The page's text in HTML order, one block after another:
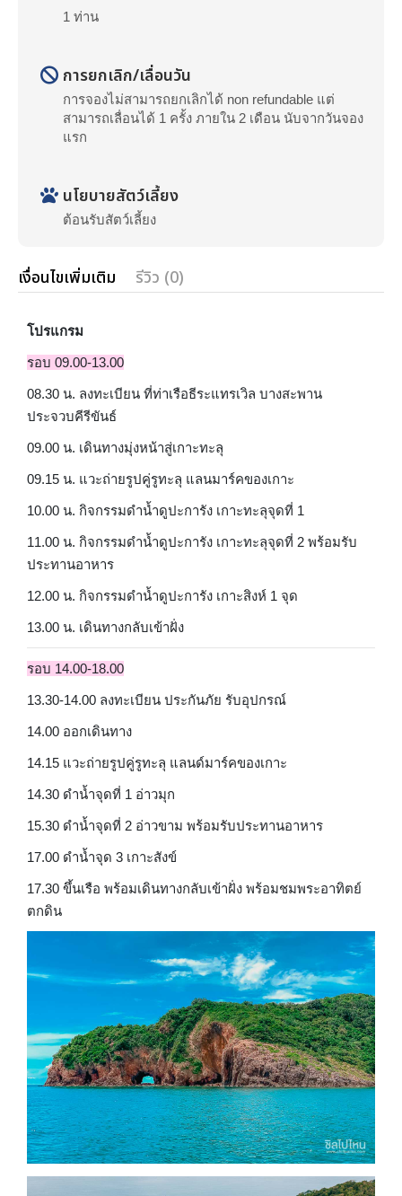
1 ท่าน
การยกเลิก/เลื่อนวัน
การจองไม่สามารถยกเลิกได้ non refundable แต่
สามารถเลื่อนได้ 1 ครั้ง ภายใน 2 เดือน นับจากวันจอง
แรก
นโยบายสัตว์เลี้ยง
ต้อนรับสัตว์เลี้ยง
เงื่อนไขเพิ่มเติม รีวิว (0)
โปรแกรม
รอบ 09.00-13.00
08.30 น. ลงทะเบียน ที่ท่าเรือธีระแทรเวิล บางสะพาน
ประจวบคีรีขันธ์
09.00 น. เดินทางมุ่งหน้าสู่เกาะทะลุ
09.15 น. แวะถ่ายรูปคู่รูทะลุ แลนมาร์คของเกาะ
10.00 น. กิจกรรมดำน้ำดูปะการัง เกาะทะลุจุดที่ 1
11.00 น. กิจกรรมดำน้ำดูปะการัง เกาะทะลุจุดที่ 2 พร้อมรับ
ประทานอาหาร
12.00 น. กิจกรรมดำน้ำดูปะการัง เกาะสิงห์ 1 จุด
13.00 น. เดินทางกลับเข้าฝั่ง
รอบ 14.00-18.00
13.30-14.00 ลงทะเบียน ประกันภัย รับอุปกรณ์
14.00 ออกเดินทาง
14.15 แวะถ่ายรูปคู่รูทะลุ แลนด์มาร์คของเกาะ
14.30 ดำน้ำจุดที่ 1 อ่าวมุก
15.30 ดำน้ำจุดที่ 2 อ่าวขาม พร้อมรับประทานอาหาร
17.00 ดำน้ำจุด 3 เกาะสังข์
17.30 ขึ้นเรือ พร้อมเดินทางกลับเข้าฝั่ง พร้อมชมพระอาทิตย์
ตกดิน